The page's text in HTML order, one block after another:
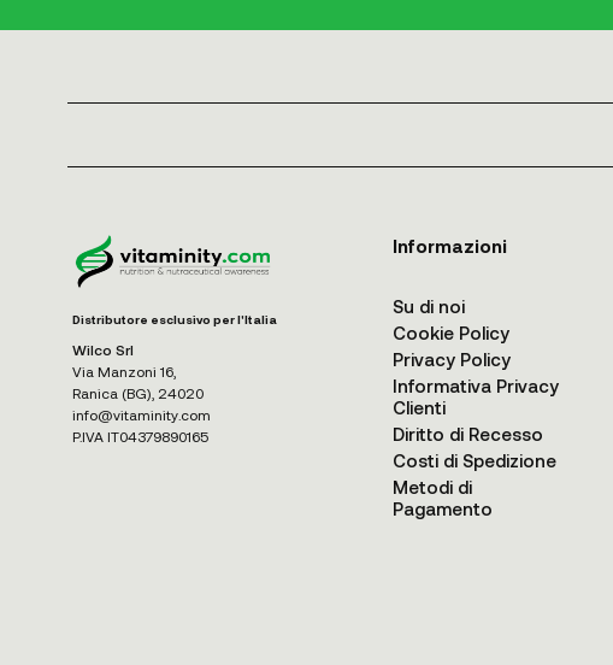
Distributore esclusivo per l'Italia
Wilco Srl
Via Manzoni 16,
Ranica (BG), 24020
info@vitaminity.com
P.IVA IT04379890165
Informazioni
Su di noi
Cookie Policy
Privacy Policy
Informativa Privacy
Clienti
Diritto di Recesso
Costi di Spedizione
Metodi di
Pagamento